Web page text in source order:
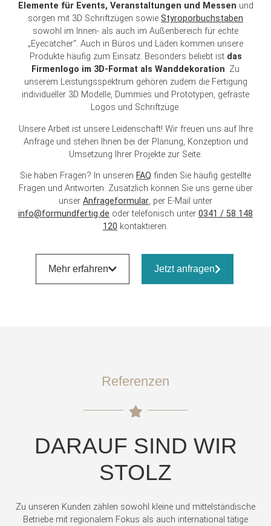
Elemente für Events, Veranstaltungen und Messen und
sorgen mit 3D Schriftzügen sowie Styroporbuchstaben
sowohl im Innen- als auch im Außenbereich für echte
„Eyecatcher“. Auch in Büros und Läden kommen unsere
Produkte häufig zum Einsatz. Besonders beliebt ist das
Firmenlogo im 3D-Format als Wanddekoration. Zu
unserem Leistungsspektrum gehören zudem die Fertigung
individueller 3D Modelle, Dummies und Prototypen, gefräste
Logos und Schriftzüge.
Unsere Arbeit ist unsere Leidenschaft! Wir freuen uns auf Ihre
Anfrage und stehen Ihnen bei der Planung, Konzeption und
Umsetzung Ihrer Projekte zur Seite.
Sie haben Fragen? In unseren FAQ finden Sie häufig gestellte
Fragen und Antworten. Zusätzlich können Sie uns gerne über
unser Anfrageformular, per E-Mail unter
info@formundfertig.de oder telefonisch unter 0341 / 58 148
120 kontaktieren.
Mehr erfahren Jetzt anfragen
Referenzen
DARAUF SIND WIR
STOLZ
Zu unseren Kunden zählen sowohl kleine und mittelständische
Betriebe mit regionalem Fokus als auch international tätige